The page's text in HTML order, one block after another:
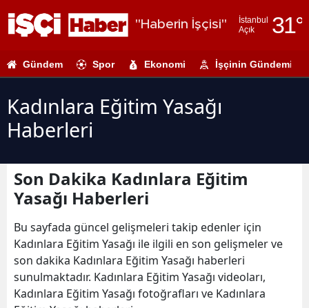
"Haberin İşçisi"
İstanbul
Açık
31°
Adıyaman
Artvin
Balıkesir
Gündem Spor Ekonomi İşçinin Gündemi
Kadınlara Eğitim Yasağı
Haberleri
Son Dakika Kadınlara Eğitim
Yasağı Haberleri
Bu sayfada güncel gelişmeleri takip edenler için
Kadınlara Eğitim Yasağı ile ilgili en son gelişmeler ve
son dakika Kadınlara Eğitim Yasağı haberleri
sunulmaktadır. Kadınlara Eğitim Yasağı videoları,
Kadınlara Eğitim Yasağı fotoğrafları ve Kadınlara